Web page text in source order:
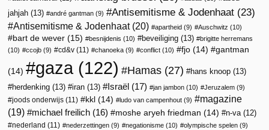
jahjah (13) andré gantman (9) Antisemitisme & Jodenhaat (23)
Antisemitisme & Jodenhaat(20) apartheid (9) Auschwitz (10)
bart de wever (15) besnijdenis (10) beveiliging (13)
brigitte herremans
(10)
ccojb (9) cd&v (11) chanoeka (9) conflict (10) fjo (14) gantman
(14) gaza (122) Hamas (27) hans knoop (13)
herdenking (13) iran (13) Israël (17) jan jambon (10) Jeruzalem (9)
joods onderwijs (11) kkl (14) ludo van campenhout (9)
magazine
(19)
michael freilich (16) moshe aryeh friedman (14) n-va (12)
nederland (11) nederzettingen (9) negationisme (10) olympische spelen (9)